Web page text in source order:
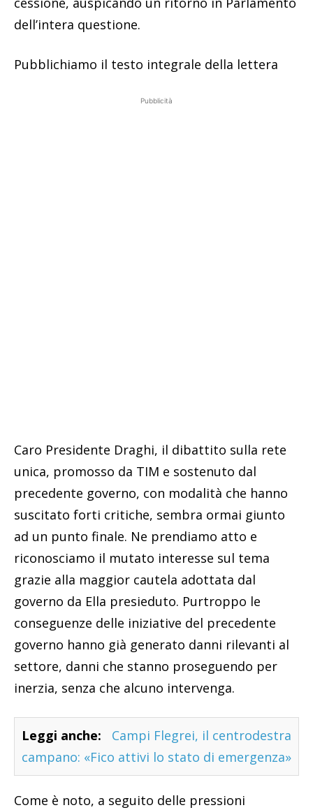
dell’intera questione.
Pubblichiamo il testo integrale della lettera
Pubblicità
Caro Presidente Draghi, il dibattito sulla rete
unica, promosso da TIM e sostenuto dal
precedente governo, con modalità che hanno
suscitato forti critiche, sembra ormai giunto
ad un punto finale. Ne prendiamo atto e
riconosciamo il mutato interesse sul tema
grazie alla maggior cautela adottata dal
governo da Ella presieduto. Purtroppo le
conseguenze delle iniziative del precedente
governo hanno già generato danni rilevanti al
settore, danni che stanno proseguendo per
inerzia, senza che alcuno intervenga.
Leggi anche:
Campi Flegrei, il centrodestra
campano: «Fico attivi lo stato di emergenza»
Come è noto, a seguito delle pressioni